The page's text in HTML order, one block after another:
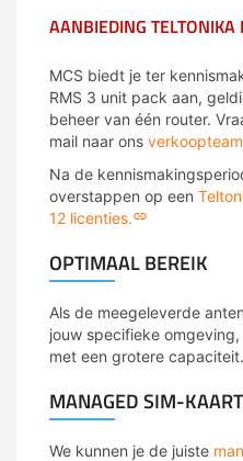
AANBIEDING
MCS biedt je ter
RMS 3 unit pack aan,
beheer van één router.
mail naar ons verkoopteam
Na de
overstappen op een
12 licenties.
OPTIMAAL BEREIK
Als de meegeleverde
jouw specifieke omgeving,
met een grotere capaciteit.
MANAGED SIM-
We kunnen je de juiste